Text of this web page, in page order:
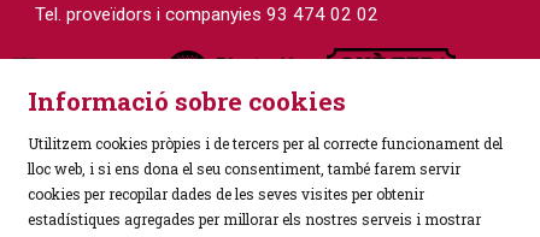
Tel. proveïdors i companyies 93 474 02 02
Informació sobre cookies
Utilitzem cookies pròpies i de tercers per al correcte funcionament del
lloc web, i si ens dona el seu consentiment, també farem servir
cookies per recopilar dades de les seves visites per obtenir
estadístiques agregades per millorar els nostres serveis i mostrar